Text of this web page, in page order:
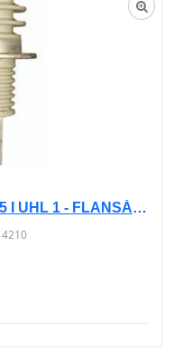
Izolator IPU-10/630-7.5 I UHL 1 - FLANSĂ PĂTRATĂ
4210